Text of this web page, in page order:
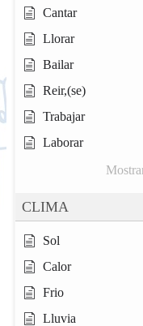
Cantar
Llorar
Bailar
Reir,(se)
Trabajar
Laborar
CLIMA
Sol
Calor
Frio
Lluvia